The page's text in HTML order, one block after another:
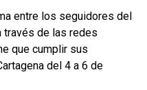
entre los seguidores del
través de las redes
que cumplir sus
del 4 a 6 de